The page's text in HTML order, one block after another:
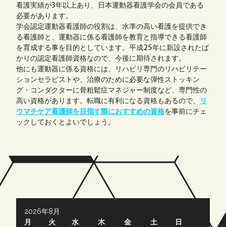
看護実績が3年以上あり、日本運動器看護学会の会員である
必要があります。
学会認定運動器看護師の役割は、水準の高い看護を提供でき
る看護師と、運動器に係る看護師を教育と指導できる看護師
を育成する事を目的としています。平成25年に新設されたば
かりの認定看護師資格なので、今後に期待されます。
他にも運動器に係る資格には、リハビリ専門のリハビリテー
ションセラピストや、治療のために必要な弾性ストッキン
グ・コンダクターに骨粗鬆症マネジャー制度など、専門性の
高い資格があります。転職に有利になる資格もあるので、
リ
ウマチケア看護師を目指す際におすすめの資格を事前にチェ
ックしておくとよいでしょう。
2026年8月
月
火 水 木 金 土
日